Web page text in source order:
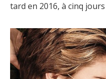
tard en 2016, à cinq jours